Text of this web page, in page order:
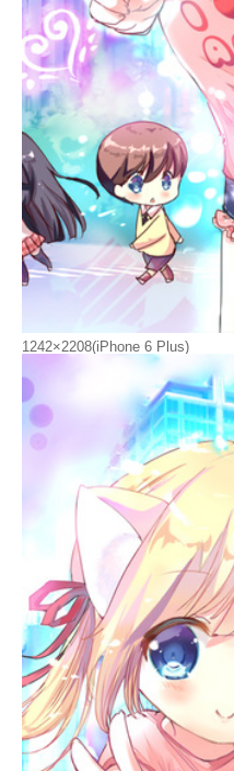
1242×2208(iPhone 6 Plus)